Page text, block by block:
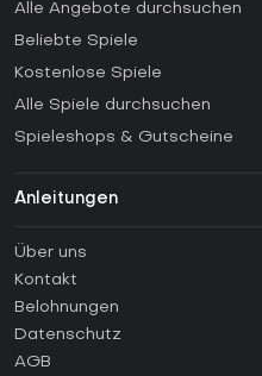
Alle Angebote durchsuchen
Beliebte Spiele
Kostenlose Spiele
Alle Spiele durchsuchen
Spieleshops & Gutscheine
Anleitungen
Anleitungen
Wie aktiviert man einen
Wie aktiviert man einen Epic
Wie aktiviert man einen GOG
Über uns
Kontakt
Belohnungen
Datenschutz
AGB